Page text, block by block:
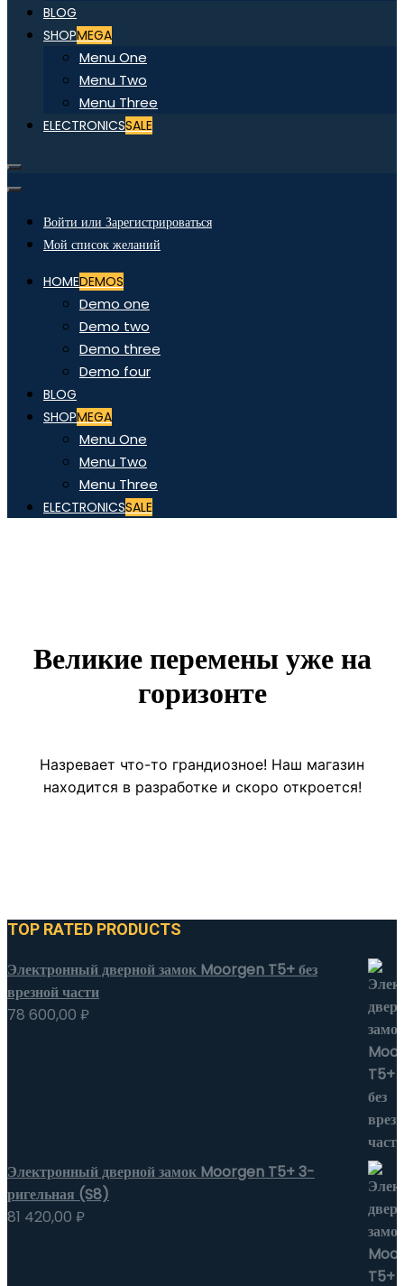
BLOG
SHOPMEGA
Menu One
Menu Two
Menu Three
ELECTRONICSSALE
Войти или Зарегистрироваться
Мой список желаний
HOMEDEMOS
Demo one
Demo two
Demo three
Demo four
BLOG
SHOPMEGA
Menu One
Menu Two
Menu Three
ELECTRONICSSALE
Великие перемены уже на
горизонте
Назревает что-то грандиозное! Наш магазин
находится в разработке и скоро откроется!
TOP RATED PRODUCTS
Электронный дверной замок Moorgen T5+ без
врезной части
78 600,00 ₽
Электронный дверной замок Moorgen T5+ 3-
ригельная (S8)
81 420,00 ₽